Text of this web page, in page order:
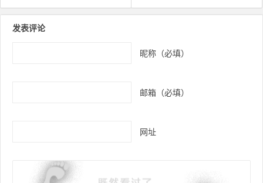
发表评论
昵称（必填）
邮箱（必填）
网址